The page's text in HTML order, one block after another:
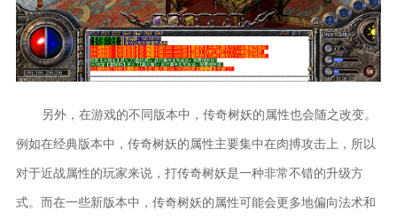
另外，在游戏的不同版本中，传奇树妖的属性也会随之改变。
例如在经典版本中，传奇树妖的属性主要集中在肉搏攻击上，所以
对于近战属性的玩家来说，打传奇树妖是一种非常不错的升级方
式。而在一些新版本中，传奇树妖的属性可能会更多地偏向法术和